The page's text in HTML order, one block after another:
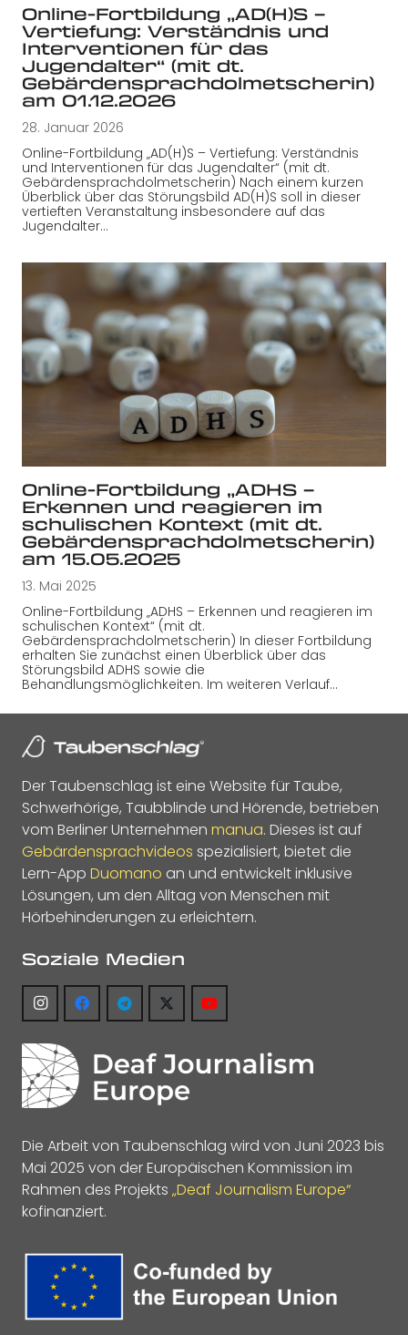
Online-Fortbildung „AD(H)S –
Vertiefung: Verständnis und
Interventionen für das
Jugendalter“ (mit dt.
Gebärdensprachdolmetscherin)
am 01.12.2026
28. Januar 2026
Online-Fortbildung „AD(H)S – Vertiefung: Verständnis
und Interventionen für das Jugendalter“ (mit dt.
Gebärdensprachdolmetscherin) Nach einem kurzen
Überblick über das Störungsbild AD(H)S soll in dieser
vertieften Veranstaltung insbesondere auf das
Jugendalter…
Online-Fortbildung „ADHS –
Erkennen und reagieren im
schulischen Kontext (mit dt.
Gebärdensprachdolmetscherin)
am 15.05.2025
13. Mai 2025
Online-Fortbildung „ADHS – Erkennen und reagieren im
schulischen Kontext“ (mit dt.
Gebärdensprachdolmetscherin) In dieser Fortbildung
erhalten Sie zunächst einen Überblick über das
Störungsbild ADHS sowie die
Behandlungsmöglichkeiten. Im weiteren Verlauf…
Der Taubenschlag ist eine Website für Taube,
Schwerhörige, Taubblinde und Hörende, betrieben
vom Berliner Unternehmen manua. Dieses ist auf
Gebärdensprachvideos spezialisiert, bietet die
Lern-App Duomano an und entwickelt inklusive
Lösungen, um den Alltag von Menschen mit
Hörbehinderungen zu erleichtern.
Soziale Medien
Die Arbeit von Taubenschlag wird von Juni 2023 bis
Mai 2025 von der Europäischen Kommission im
Rahmen des Projekts „Deaf Journalism Europe“
kofinanziert.